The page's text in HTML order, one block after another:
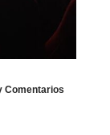
Comentarios